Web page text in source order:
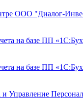
ООО "Диалог-
на базе ПП
на базе ПП
и Управление